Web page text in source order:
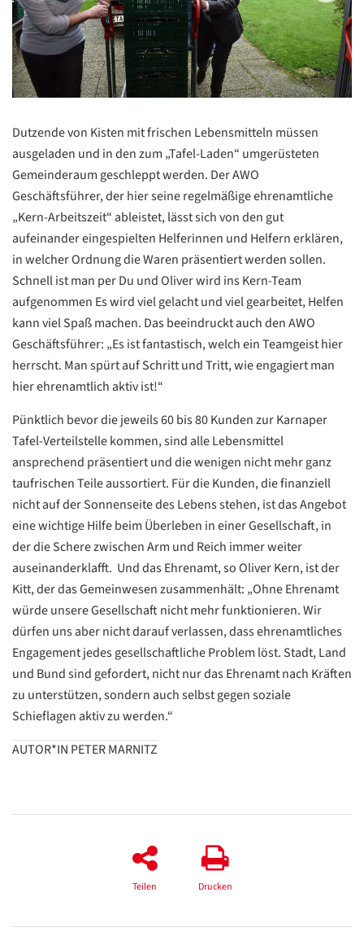
Dutzende von Kisten mit frischen Lebensmitteln müssen
ausgeladen und in den zum „Tafel-Laden“ umgerüsteten
Gemeinderaum geschleppt werden. Der AWO
Geschäftsführer, der hier seine regelmäßige ehrenamtliche
„Kern-Arbeitszeit“ ableistet, lässt sich von den gut
aufeinander eingespielten Helferinnen und Helfern erklären,
in welcher Ordnung die Waren präsentiert werden sollen.
Schnell ist man per Du und Oliver wird ins Kern-Team
aufgenommen Es wird viel gelacht und viel gearbeitet, Helfen
kann viel Spaß machen. Das beeindruckt auch den AWO
Geschäftsführer: „Es ist fantastisch, welch ein Teamgeist hier
herrscht. Man spürt auf Schritt und Tritt, wie engagiert man
hier ehrenamtlich aktiv ist!“
Pünktlich bevor die jeweils 60 bis 80 Kunden zur Karnaper
Tafel-Verteilstelle kommen, sind alle Lebensmittel
ansprechend präsentiert und die wenigen nicht mehr ganz
taufrischen Teile aussortiert. Für die Kunden, die finanziell
nicht auf der Sonnenseite des Lebens stehen, ist das Angebot
eine wichtige Hilfe beim Überleben in einer Gesellschaft, in
der die Schere zwischen Arm und Reich immer weiter
auseinanderklafft. Und das Ehrenamt, so Oliver Kern, ist der
Kitt, der das Gemeinwesen zusammenhält: „Ohne Ehrenamt
würde unsere Gesellschaft nicht mehr funktionieren. Wir
dürfen uns aber nicht darauf verlassen, dass ehrenamtliches
Engagement jedes gesellschaftliche Problem löst. Stadt, Land
und Bund sind gefordert, nicht nur das Ehrenamt nach Kräften
zu unterstützen, sondern auch selbst gegen soziale
Schieflagen aktiv zu werden.“
AUTOR*IN PETER MARNITZ
Teilen Drucken
Datenschutzerklärung
ZURÜCK
Datenschutzerklärung
Google
Datenschutzerklärung
Übersetzen
/
Translate
ZURÜCK